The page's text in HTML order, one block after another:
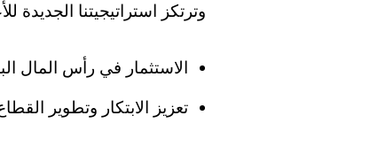
وترتكز استراتيجيتنا الجديدة للأعوام 2023-2026 على
الاستثمار في رأس المال
تعزيز الابتكار وتطوير